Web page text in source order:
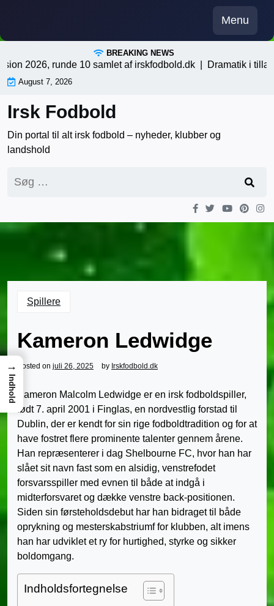
content
Menu
BREAKING NEWS
2026, runde 10 samlet af irskfodbold.dk |Dramatik i
August 7, 2026
Irsk Fodbold
Din portal til alt irsk fodbold – nyheder, klubber og
landshold
efter:
Spillere
Kameron Ledwidge
Posted on juli 26, 2025 by Irskfodbold.dk
Kameron Malcolm Ledwidge er en irsk fodboldspiller,
født 7. april 2001 i Finglas, en nordvestlig forstad til
Dublin, der er kendt for sin rige fodboldtradition og for at
have fostret flere prominente talenter gennem årene.
Han repræsenterer i dag Shelbourne FC, hvor han har
slået sit navn fast som en alsidig, venstrefodet
forsvarsspiller med evnen til både at indgå i
midterforsvaret og dække venstre back-positionen.
Siden sin førsteholdsdebut har han bidraget til både
oprykning og mesterskabstriumf for klubben, alt imens
han har udviklet et ry for hurtighed, styrke og sikker
boldomgang.
Indholdsfortegnelse
→
Indhold